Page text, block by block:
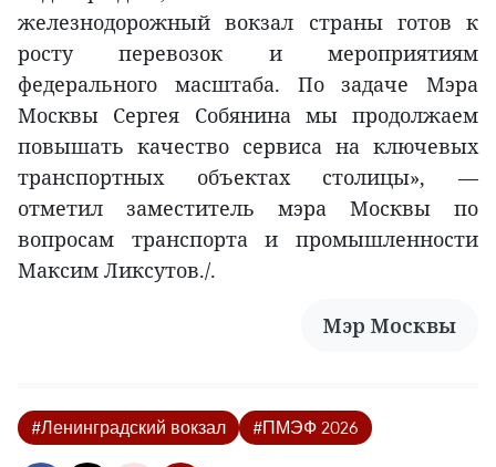
железнодорожный вокзал страны готов к
росту перевозок и мероприятиям
федерального масштаба. По задаче Мэра
Москвы Сергея Собянина мы продолжаем
повышать качество сервиса на ключевых
транспортных объектах столицы», —
отметил заместитель мэра Москвы по
вопросам транспорта и промышленности
Максим Ликсутов./.
Мэр Москвы
#Ленинградский вокзал #ПМЭФ 2026